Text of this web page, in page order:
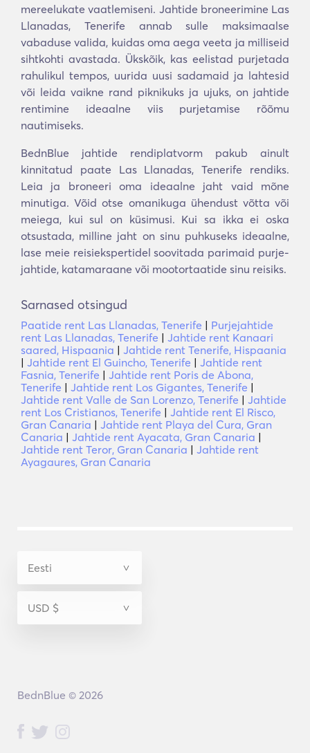
mereelukate vaatlemiseni. Jahtide broneerimine Las
Llanadas, Tenerife annab sulle maksimaalse
vabaduse valida, kuidas oma aega veeta ja milliseid
sihtkohti avastada. Ükskõik, kas eelistad purjetada
rahulikul tempos, uurida uusi sadamaid ja lahtesid
või leida vaikne rand piknikuks ja ujuks, on jahtide
rentimine ideaalne viis purjetamise rõõmu
nautimiseks.
BednBlue jahtide rendiplatvorm pakub ainult
kinnitatud paate Las Llanadas, Tenerife rendiks.
Leia ja broneeri oma ideaalne jaht vaid mõne
minutiga. Võid otse omanikuga ühendust võtta või
meiega, kui sul on küsimusi. Kui sa ikka ei oska
otsustada, milline jaht on sinu puhkuseks ideaalne,
lase meie reisiekspertidel soovitada parimaid purje-
jahtide, katamaraane või mootortaatide sinu reisiks.
Sarnased otsingud
Paatide rent Las Llanadas, Tenerife | Purjejahtide
rent Las Llanadas, Tenerife | Jahtide rent Kanaari
saared, Hispaania | Jahtide rent Tenerife, Hispaania
| Jahtide rent El Guincho, Tenerife | Jahtide rent
Fasnia, Tenerife | Jahtide rent Poris de Abona,
Tenerife | Jahtide rent Los Gigantes, Tenerife |
Jahtide rent Valle de San Lorenzo, Tenerife | Jahtide
rent Los Cristianos, Tenerife | Jahtide rent El Risco,
Gran Canaria | Jahtide rent Playa del Cura, Gran
Canaria | Jahtide rent Ayacata, Gran Canaria |
Jahtide rent Teror, Gran Canaria | Jahtide rent
Ayagaures, Gran Canaria
BednBlue © 2026